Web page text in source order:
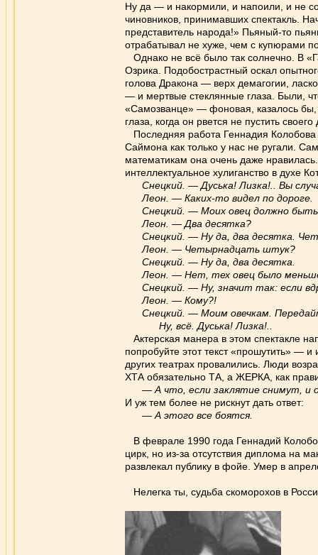
Ну да — и накормили, и напоили, и не
чиновников, принимавших спектакль.
представитель народа!» Пьяный-то
отрабатывал не хуже, чем с купюрами
Однако не всё было так солнечно. В
Озрика. Подобострастный оскал
голова Дракона — верх демагогии,
— и мертвые стеклянные глаза. Были,
«Самозванце» — фоновая, казалось бы,
глаза, когда он рвется не пустить
Последняя работа Геннадия
Саймона как только у нас не ругали.
математикам она очень даже
интеллектуальное хулиганство в духе
Снецкий. — Дуська! Лизка!.. Вы
Леон. — Каких-то видел по дороге.
Снецкий. — Моих овец должно быть
Леон. — Два десятка?
Снецкий. — Ну да, два десятка.
Леон. — Четырнадцать штук?
Снецкий. — Ну да, два десятка.
Леон. — Нет, тех овец было
Снецкий. — Ну, значит так: если
Леон. — Кому?!
Снецкий. — Моим овечкам.
Ну, всё. Дуська! Лизка!..
Актерская манера в этом спектакле
попробуйте этот текст «прошутить» —
других театрах провалились. Люди
ХТА обязательно ТА, а ЖЕРКА, как
— А что, если заклятие снимут, и
И уж тем более не рискнут дать ответ:
— А этого все боятся.
В феврале 1990 года Геннадий
цирк, но из-за отсутствия диплома на
развлекал публику в фойе. Умер в
Нелегка ты, судьба скоморохов в